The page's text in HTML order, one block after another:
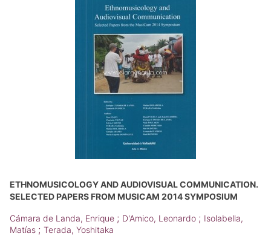
ETHNOMUSICOLOGY AND AUDIOVISUAL COMMUNICATION.
SELECTED PAPERS FROM MUSICAM 2014 SYMPOSIUM
Cámara de Landa, Enrique ; D'Amico, Leonardo ; Isolabella,
Matías ; Terada, Yoshitaka